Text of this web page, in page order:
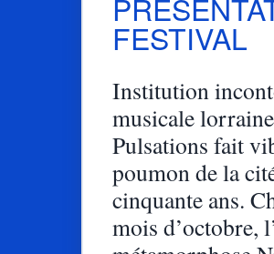
FESTIVAL
Institution
musicale
Pulsations fait
poumon de la
cinquante ans.
mois d’octobre,